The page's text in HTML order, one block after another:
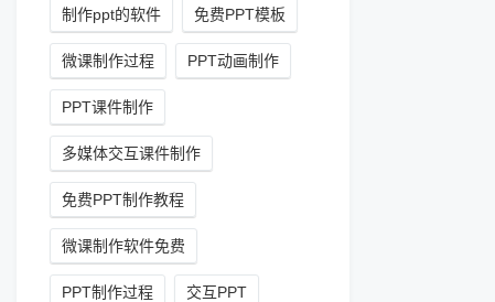
制作ppt的软件 免费PPT模板
微课制作过程 PPT动画制作
PPT课件制作
多媒体交互课件制作
免费PPT制作教程
微课制作软件免费
PPT制作过程 交互PPT